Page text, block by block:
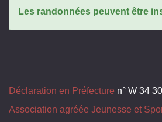
Les randonnées peuvent être
Déclaration en Préfecture n° W 34
Association agréée Jeunesse et